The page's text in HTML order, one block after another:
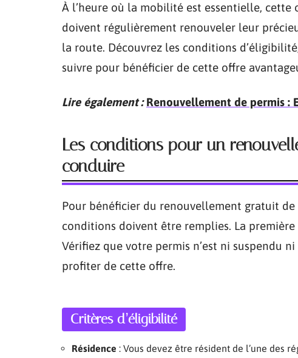
À l’heure où la mobilité est essentielle,
doivent régulièrement renouveler leur
la route. Découvrez les conditions
suivre pour bénéficier de cette offre
Lire également : Renouvellement de permis :
Les conditions pour un
conduire
Pour bénéficier du renouvellement gratuit
conditions doivent être remplies. La première
Vérifiez que votre permis n’est ni suspendu
profiter de cette offre.
Critères d’éligibilité
Résidence : Vous devez être résident de l’une des